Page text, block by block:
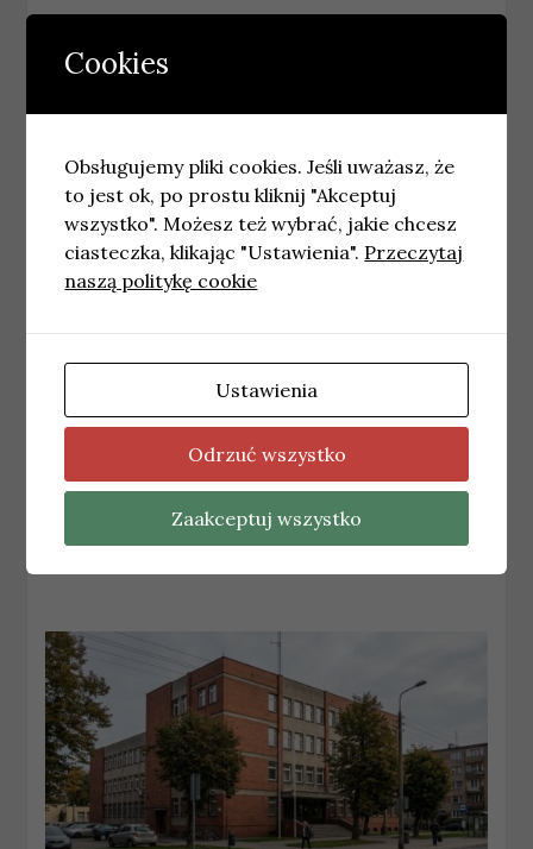
zapisów→
Słupsk: Kolizja na parkingu. Kierowca
prowadził pod wpływem alkoholu
25 marca, 2026 redakcja
Cookies
Obsługujemy pliki cookies. Jeśli uważasz, że
to jest ok, po prostu kliknij "Akceptuj
wszystko". Możesz też wybrać, jakie chcesz
ciasteczka, klikając "Ustawienia". Przeczytaj
naszą politykę cookie
Ustawienia
Odrzuć wszystko
Zaakceptuj wszystko